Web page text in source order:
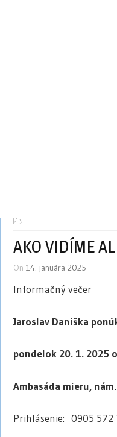
AKO VIDÍME
On14. januára 2025
Informačný večer
Jaroslav Daniška
pondelok 20. 1. 2025
Ambasáda mieru,
Prihlásenie: 0905